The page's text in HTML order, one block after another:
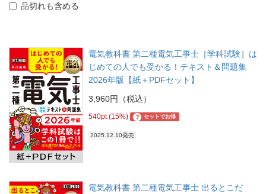
品切れも含める
電気教科書 第二種電気工事士［学科試験］は
じめての人でも受かる！テキスト＆問題集
2026年版【紙＋PDFセット】
3,960円（税込）
540pt (15%) ? セットでお得
2025.12.10発売
電気教科書 第二種電気工事士 出るとこだ